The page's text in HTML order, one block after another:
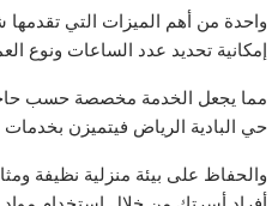
واحدة من أهم الميزات التي
إمكانية تحديد عدد الساعات ونوع
مما يجعل الخدمة مخصصة حسب
حي البادية الرياض فيتميزن بخدمات
والحفاظ على بيئة منزلية نظيفة